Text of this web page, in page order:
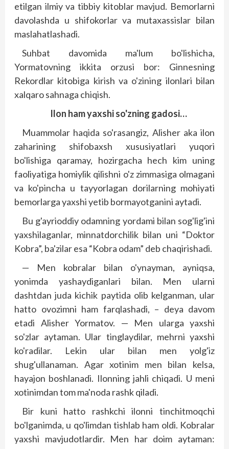
etilgan ilmiy va tibbiy kitoblar mavjud. Bemorlarni
davolashda u shifokorlar va mutaxassislar bilan
maslahatlashadi.
Suhbat davomida ma'lum bo'lishicha,
Yormatovning ikkita orzusi bor: Ginnesning
Rekordlar kitobiga kirish va o'zining ilonlari bilan
xalqaro sahnaga chiqish.
Ilon ham yaxshi so'zning gadosi…
Muammolar haqida so'rasangiz, Alisher aka ilon
zaharining shifobaxsh xususiyatlari yuqori
bo'lishiga qaramay, hozirgacha hech kim uning
faoliyatiga homiylik qilishni o'z zimmasiga olmagani
va ko'pincha u tayyorlagan dorilarning mohiyati
bemorlarga yaxshi yetib bormayotganini aytadi.
Bu g'ayrioddiy odamning yordami bilan sog'lig'ini
yaxshilaganlar, minnatdorchilik bilan uni “Doktor
Kobra”, ba'zilar esa “Kobra odam” deb chaqirishadi.
— Men kobralar bilan o'ynayman, ayniqsa,
yonimda yashaydiganlari bilan. Men ularni
dashtdan juda kichik paytida olib kelganman, ular
hatto ovozimni ham farqlashadi, – deya davom
etadi Alisher Yormatov. — Men ularga yaxshi
so'zlar aytaman. Ular tinglaydilar, mehrni yaxshi
ko'radilar. Lekin ular bilan men yolg'iz
shug'ullanaman. Agar xotinim men bilan kelsa,
hayajon boshlanadi. Ilonning jahli chiqadi. U meni
xotinimdan tom ma'noda rashk qiladi.
Bir kuni hatto rashkchi ilonni tinchitmoqchi
bo'lganimda, u qo'limdan tishlab ham oldi. Kobralar
yaxshi mavjudotlardir. Men har doim aytaman: